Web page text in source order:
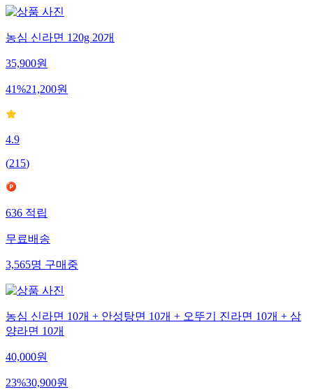
농심 신라면 120g 20개
35,900원
41%21,200원
4.9
(215)
636적립
무료배송
3,565명구매중
농심 신라면 10개 + 안성탕면 10개 + 오뚜기 진라면 10개 + 삼
양라면 10개
40,000원
23%30,900원